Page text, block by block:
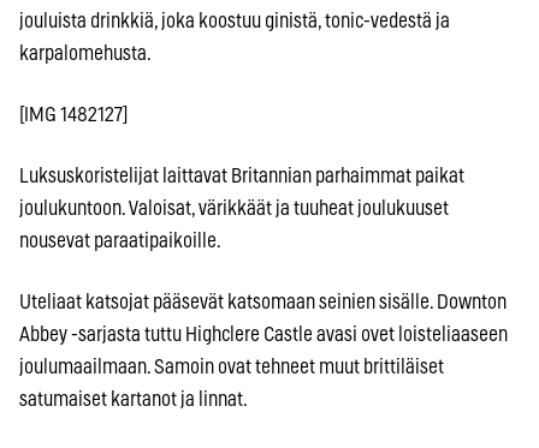
jouluista drinkkiä, joka koostuu ginistä, tonic-vedestä ja
karpalomehusta.
[IMG 1482127]
Luksuskoristelijat laittavat Britannian parhaimmat paikat
joulukuntoon. Valoisat, värikkäät ja tuuheat joulukuuset
nousevat paraatipaikoille.
Uteliaat katsojat pääsevät katsomaan seinien sisälle. Downton
Abbey -sarjasta tuttu Highclere Castle avasi ovet loisteliaaseen
joulumaailmaan. Samoin ovat tehneet muut brittiläiset
satumaiset kartanot ja linnat.